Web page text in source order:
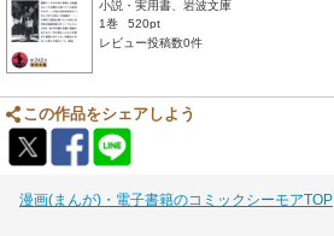
小説・実用書、岩波文庫
1巻
520pt
レビュー投稿数0件
この作品をシェアしよう
漫画(まんが)・電子書籍のコミックシーモアTOP